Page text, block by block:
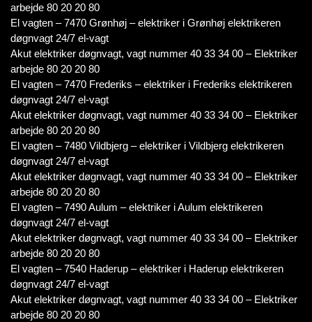
arbejde 80 20 20 80
El vagten – 7470 Grønhøj – elektriker i Grønhøj elektrikeren
døgnvagt 24/7 el-vagt
Akut elektriker døgnvagt, vagt nummer 40 33 34 00 – Elektriker
arbejde 80 20 20 80
El vagten – 7470 Frederiks – elektriker i Frederiks elektrikeren
døgnvagt 24/7 el-vagt
Akut elektriker døgnvagt, vagt nummer 40 33 34 00 – Elektriker
arbejde 80 20 20 80
El vagten – 7480 Vildbjerg – elektriker i Vildbjerg elektrikeren
døgnvagt 24/7 el-vagt
Akut elektriker døgnvagt, vagt nummer 40 33 34 00 – Elektriker
arbejde 80 20 20 80
El vagten – 7490 Aulum – elektriker i Aulum elektrikeren
døgnvagt 24/7 el-vagt
Akut elektriker døgnvagt, vagt nummer 40 33 34 00 – Elektriker
arbejde 80 20 20 80
El vagten – 7540 Haderup – elektriker i Haderup elektrikeren
døgnvagt 24/7 el-vagt
Akut elektriker døgnvagt, vagt nummer 40 33 34 00 – Elektriker
arbejde 80 20 20 80